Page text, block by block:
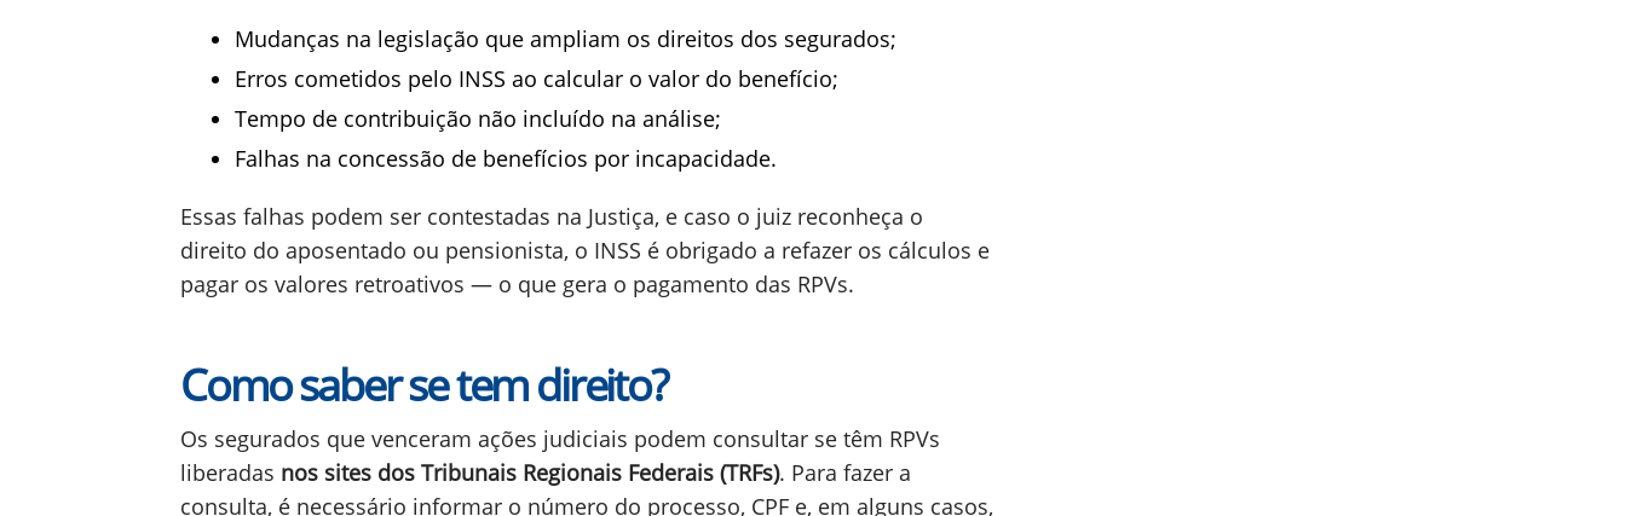
Mudanças na legislação que ampliam os direitos dos segurados;
Erros cometidos pelo INSS ao calcular o valor do benefício;
Tempo de contribuição não incluído na análise;
Falhas na concessão de benefícios por incapacidade.
Essas falhas podem ser contestadas na Justiça, e caso o juiz reconheça o
direito do aposentado ou pensionista, o INSS é obrigado a refazer os cálculos e
pagar os valores retroativos — o que gera o pagamento das RPVs.
Como saber se tem direito?
Os segurados que venceram ações judiciais podem consultar se têm RPVs
liberadas nos sites dos Tribunais Regionais Federais (TRFs). Para fazer a
consulta, é necessário informar o número do processo, CPF e, em alguns casos,